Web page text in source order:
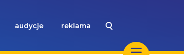
audycje reklama